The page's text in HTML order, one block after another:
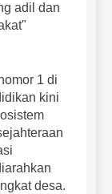
adil dan
1 di
kini
desa.